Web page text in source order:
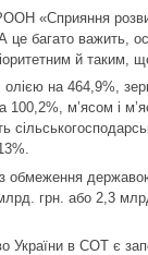
«Сприяння
багато важить,
й таким,
олією на 464,9%,
100,2%, м’ясом і
обмеження
грн. або 2,3
України в СОТ є